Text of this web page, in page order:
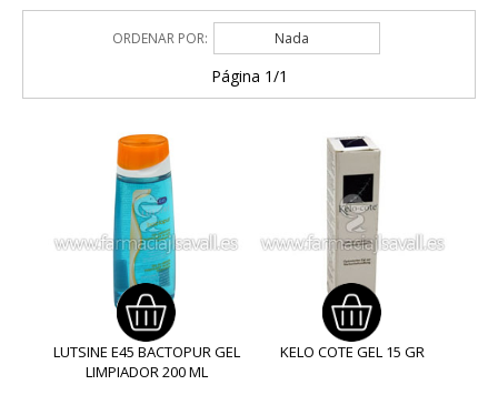
ORDENAR POR: Nada
Página 1/1
LUTSINE E45 BACTOPUR GEL
LIMPIADOR 200 ML
KELO COTE GEL 15 GR